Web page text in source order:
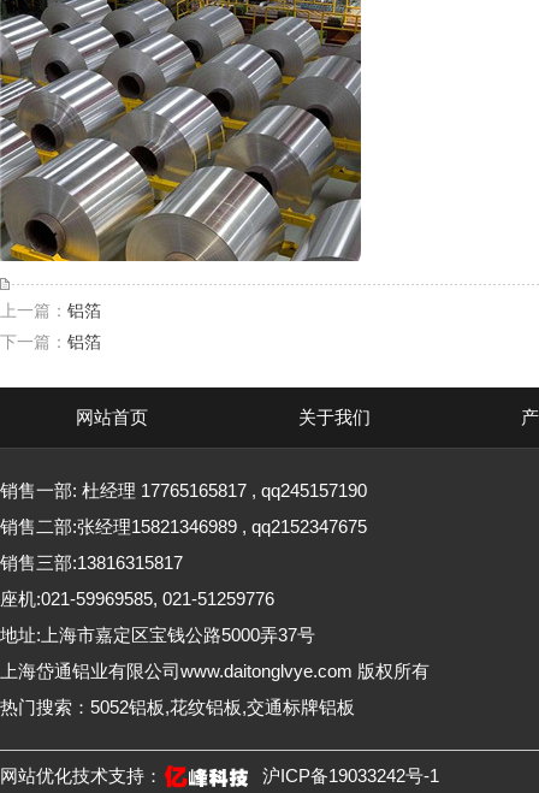
上一篇： 铝箔
下一篇： 铝箔
网站首页 关于我们
销售一部: 杜经理 17765165817 , qq245157190
销售二部:张经理15821346989 , qq2152347675
销售三部:13816315817
座机:021-59969585, 021-51259776
地址:上海市嘉定区宝钱公路5000弄37号
上海岱通铝业有限公司www.daitonglvye.com 版权所有
热门搜索：5052铝板,花纹铝板,交通标牌铝板
网站优化技术支持： 沪ICP备19033242号-1